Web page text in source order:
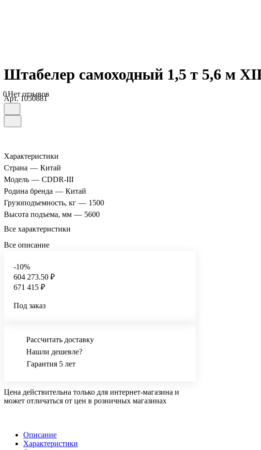
Штабелер самоходный 1,5 т 5,6 м
0Нет отзывов
Арт.1050881
Характеристики
Страна — Китай
Модель — CDDR-III
Родина бренда — Китай
Грузоподъемность, кг — 1500
Высота подъема, мм — 5600
Все характеристики
Все описание
-10%
604 273.50 ₽
671 415 ₽
Под заказ
Рассчитать доставку
Нашли дешевле?
Гарантия 5 лет
Цена действительна только для интернет-магазина и
может отличаться от цен в розничных магазинах
Описание
Характеристики